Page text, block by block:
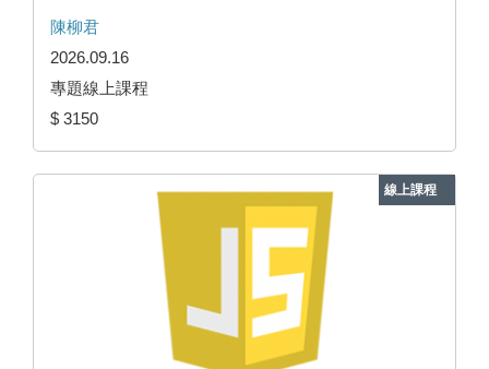
陳柳君
2026.09.16
專題線上課程
$ 3150
線上課程